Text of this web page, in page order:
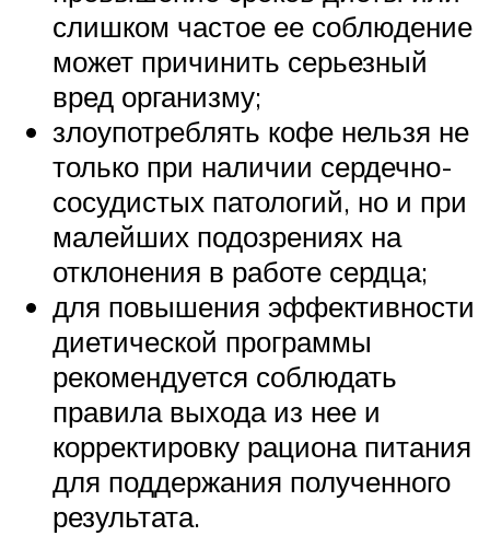
слишком частое ее соблюдение
может причинить серьезный
вред организму;
злоупотреблять кофе нельзя не
только при наличии сердечно-
сосудистых патологий, но и при
малейших подозрениях на
отклонения в работе сердца;
для повышения эффективности
диетической программы
рекомендуется соблюдать
правила выхода из нее и
корректировку рациона питания
для поддержания полученного
результата.